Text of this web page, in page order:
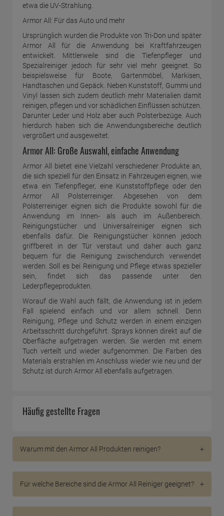
etwa die UV-Strahlung.
Armor All: Für das Auto und mehr
Ursprünglich wurden die Produkte von Tri-Don und später
Armor All für die Anwendung bei Kraftfahrzeugen
entwickelt. Mittlerweile sind die Tiefenpfleger und
Spezialreiniger jedoch für sehr viel mehr geeignet. So
beispielsweise für Boote, Gartenmöbel, Markisen,
Handtaschen und Gepäck. Neben Kunststoff, Gummi und
Vinyl lassen sich zudem deutlich mehr Materialien damit
reinigen, pflegen und vor schädlichen Einflüssen schützen.
Darunter Leder und Holz aber auch Polsterbezüge. Auch
hierdurch haben sich die Anwendungsbereiche deutlich
vergrößert und ausgeweitet.
Armor All: Große Auswahl, einfache Anwendung
Armor All bietet eine Vielzahl verschiedener Produkte an,
die sich speziell für den Einsatz in Fahrzeugen eignen, wie
etwa ein Tiefenpfleger, eine Kunststoffpflege oder den
Armor All Polsterreiniger. Abgesehen von dem
Polsterreiniger eignen sich die Produkte sowohl für die
Anwendung im Innen- als auch im Außenbereich.
Reinigungstücher und Universalreiniger eignen sich
ebenfalls dafür. Die Reinigungstücher können jedoch
griffbereit in der Tür verstaut und daher auch ganz
bequem für die Reinigung zwischendurch verwendet
werden. Soll es bei Reinigung und Pflege etwas spezieller
sein, findet sich das passende unter den
Lederpflegeprodukten.
Worauf die Wahl auch fällt, die Anwendung ist in jedem
Fall spielend einfach und vor allem schnell. Denn
Reinigung, Pflege und Schutz werden in einem einzigen
Arbeitsschritt durchgeführt. Sprays können direkt auf die
Oberfläche aufgetragen werden. Sie werden mit einem
Tuch verteilt und wieder aufgenommen. Die Farben des
Materials erstrahlen im Anschluss wieder wie neu und der
Schutz ist durch Armor All ebenfalls aufgetragen.
Häufig gestellte Fragen
Warum mit den Armor All Produkten reinigen?
überzeugen. Neben der Reinigung sorgen die Mittel
auch für eine kontinuierliche Pflege der gereinigten
Materialien und bieten überdies auch einen Schutz vor
Für welche Bereiche sind die Armor All Reiniger geeignet?